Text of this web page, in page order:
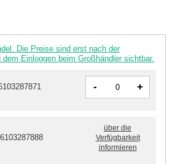
Die Preise sind erst nach der
Einloggen beim Großhändler sichtbar.
- +
über die
Verfügbarkeit
informieren